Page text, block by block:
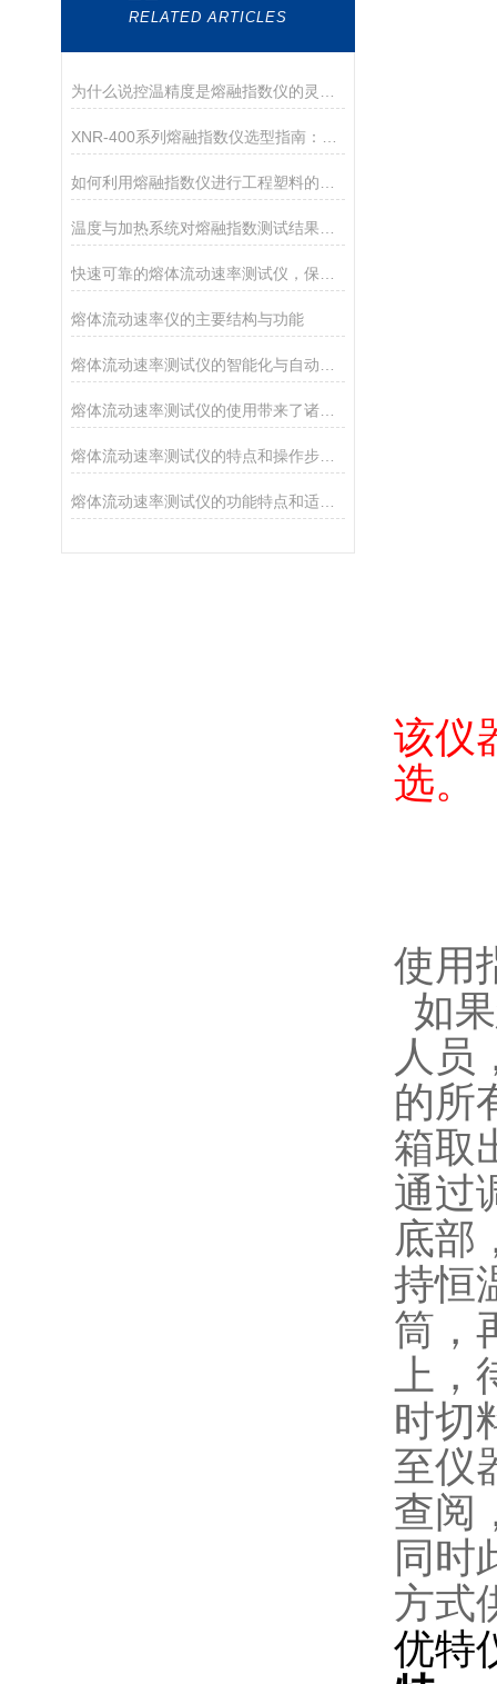
RELATED ARTICLES
熔体流动速率仪的主要结构与功能
熔体流动速率测试仪的使用带来了诸多好处
熔体流动速率测试仪的特点和操作步骤说明
熔体流动速率测试仪的功能特点和适用范围
该仪
选。
使用
如
人员
的所
箱取
通过
底部
持恒
筒，
上
时切
至仪
查阅
同时
方式
优特